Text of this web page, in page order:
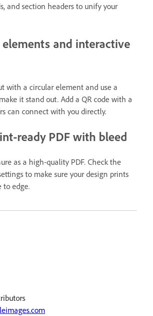
and section headers to unify your
and interactive
with a circular element and use a
it stand out. Add a QR code with a
can connect with you directly.
ready PDF with bleed
as a high-quality PDF. Check the
to make sure your design prints
to edge.